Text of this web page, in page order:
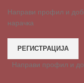
Направи профил и
нарачка
РЕГИСТРАЦИЈА
Направи профил и